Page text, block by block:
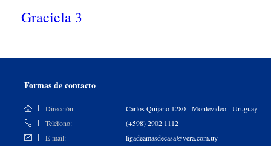
Graciela 3
Formas de contacto
Dirección:
Carlos Quijano 1280 - Montevideo - Uruguay
Teléfono:
(+598) 2902 1112
E-mail:
ligadeamasdecasa@vera.com.uy